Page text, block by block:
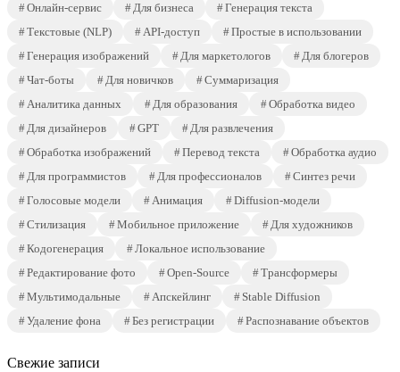
Онлайн-сервис Для бизнеса
Генерация текста
Текстовые (NLP)
API-доступ
Простые в использовании
Генерация изображений
Для маркетологов
Для блогеров
Чат-боты
Для новичков
Суммаризация
Аналитика данных
Для образования
Обработка видео
Для дизайнеров
GPT
Для развлечения
Обработка изображений
Перевод текста
Обработка аудио
Для программистов
Для профессионалов
Синтез речи
Голосовые модели
Анимация
Diffusion-модели
Стилизация
Мобильное приложение
Для художников
Кодогенерация
Локальное использование
Редактирование фото
Open-Source
Трансформеры
Мультимодальные
Апскейлинг
Stable Diffusion
Удаление фона
Без регистрации Распознавание объектов
Свежие записи